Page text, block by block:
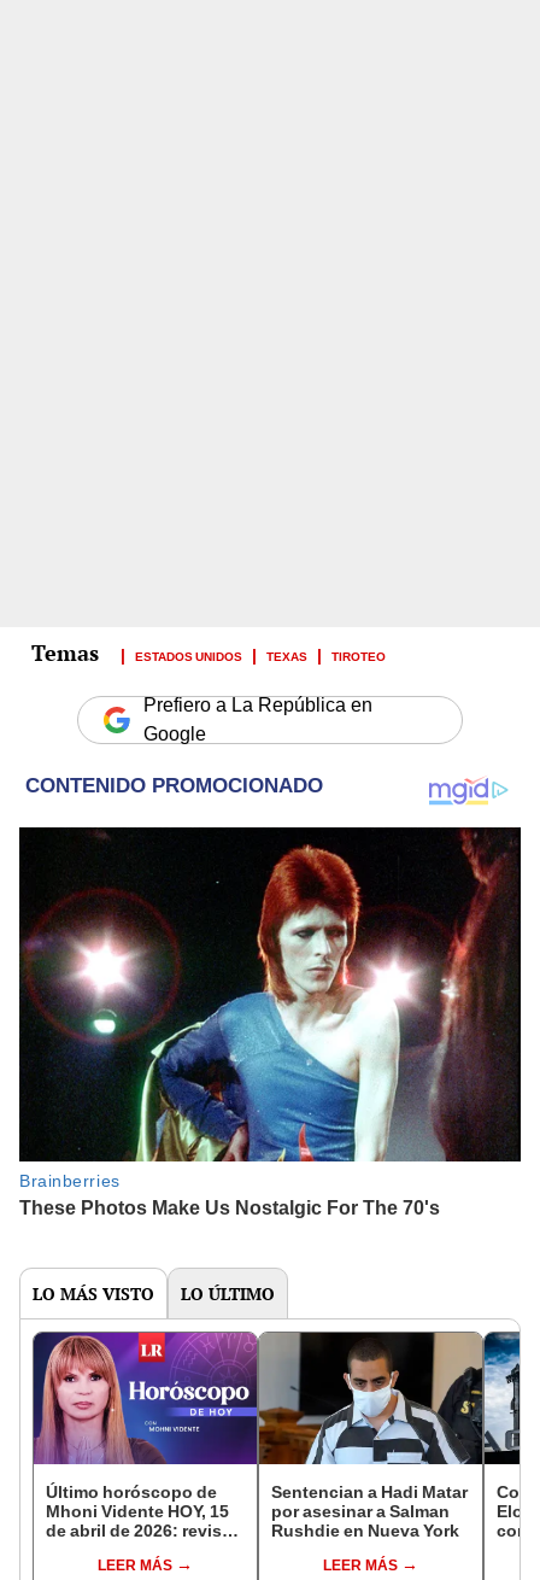
ESTADOS UNIDOS TEXAS TIROTEO
Prefiero a La República en
Google
LO MÁS VISTO LO ÚLTIMO
Último horóscopo de
Mhoni Vidente HOY, 15
de abril de 2026: revisa
signo y entérate si te
LEER MÁS
Sentencian a Hadi Matar
por asesinar a Salman
Rushdie en Nueva York
LEER MÁS
Elon